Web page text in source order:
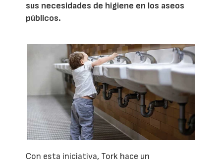
sus necesidades de higiene en los aseos
públicos.
Con esta iniciativa, Tork hace un